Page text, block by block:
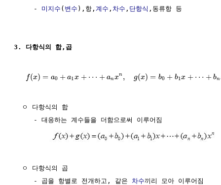
     -
미지수 ( 변수 ),항, 계수 , 차수 , 단항식 ,동류항 등
3. 다항식의 합,곱
f(x) = a0 + a1x + ⋯ + anxn , g(x) = b0 + b1x + ⋯ + bn
  ㅇ 다항식의 합
     - 대응하는 계수들을 더함으로써 이루어짐
  ㅇ 다항식의 곱
     - 곱을 항별로 전개하고, 같은
차수끼리 모아 이루어짐